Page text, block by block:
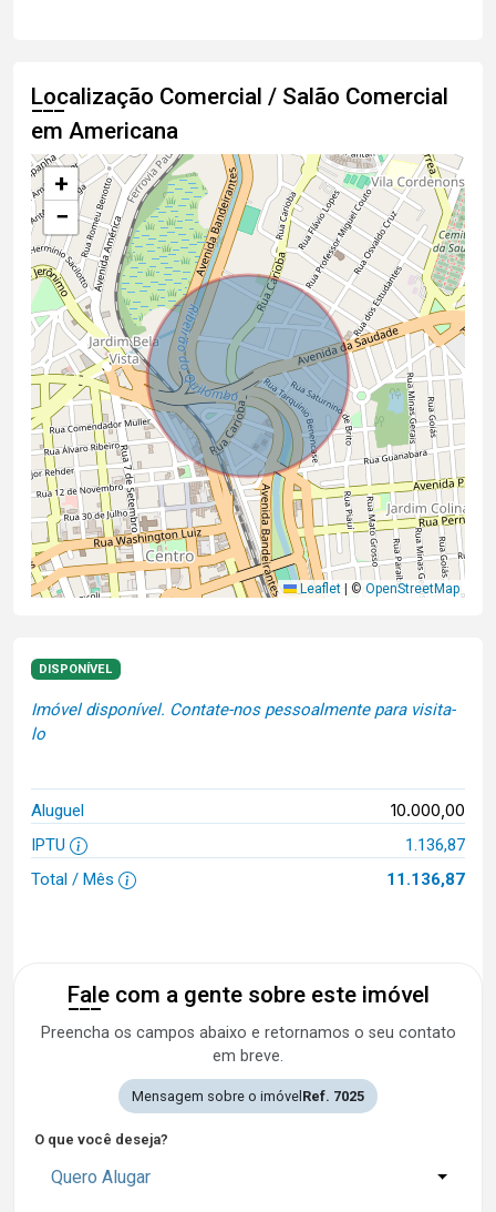
Localização Comercial / Salão Comercial
em Americana
+
−
Leaflet | © OpenStreetMap
DISPONÍVEL
Imóvel disponível. Contate-nos pessoalmente para visita-
lo
Aluguel 10.000,00
IPTU
1.136,87
Total / Mês
11.136,87
Fale com a gente sobre este imóvel
Preencha os campos abaixo e retornamos o seu contato
em breve.
Mensagem sobre o imóvelRef. 7025
O que você deseja?
Quero Alugar